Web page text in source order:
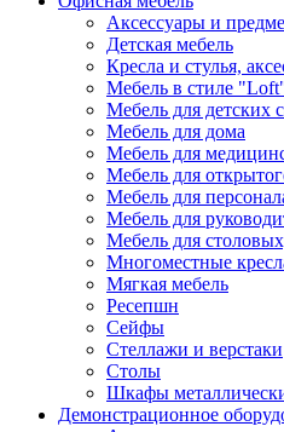
Аксессуары и
Детская мебель
Кресла и стулья,
Мебель в стиле
Мебель для детских
Мебель для дома
Мебель для
Мебель для
Мебель для
Мебель для
Мебель для
Многоместные
Мягкая мебель
Ресепшн
Сейфы
Стеллажи и верстаки
Столы
Шкафы
Демонстрационное